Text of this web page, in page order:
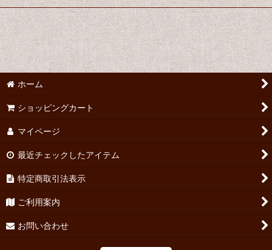
ホーム
ショッピングカート
マイページ
最近チェックしたアイテム
特定商取引法表示
ご利用案内
お問い合わせ